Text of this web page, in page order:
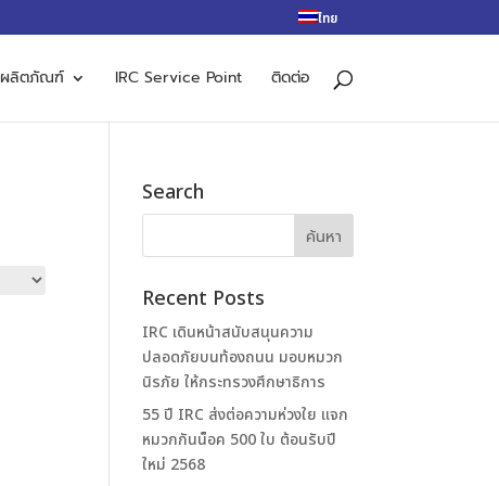
ไทย
ผลิตภัณฑ์ IRC Service Point ติดต่อ
Search
Recent Posts
IRC เดินหน้าสนับสนุนความ
ปลอดภัยบนท้องถนน มอบหมวก
นิรภัย ให้กระทรวงศึกษาธิการ
55 ปี IRC ส่งต่อความห่วงใย แจก
หมวกกันน็อค 500 ใบ ต้อนรับปี
ใหม่ 2568